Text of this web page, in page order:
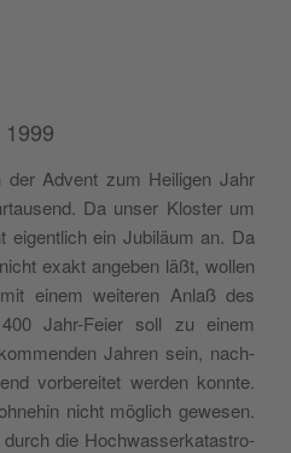
Advent zum Heili­gen Jahr
Da unser Kloster um
eigentlich ein Jubiläum an. Da
exakt angeben läßt, wollen
einem weit­eren Anlaß des
Jahr-Feier soll zu einem
Jahren sein, nach­
vor­bere­it­et wer­den kon­nte.
nicht möglich gewe­sen.
die Hochwasserkatas­tro­